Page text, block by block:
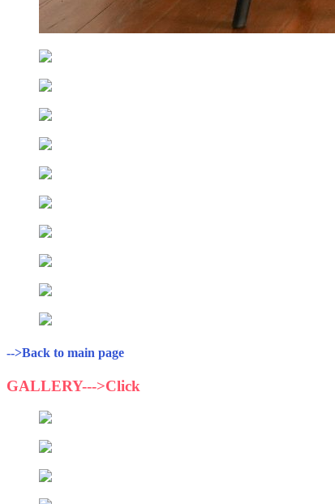
-->Back to main page
GALLERY--->Click